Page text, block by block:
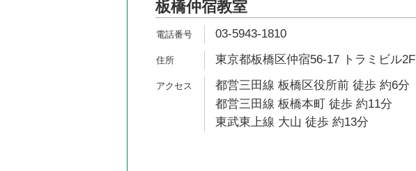
板橋仲宿教室
03-5943-1810
東京都板橋区仲宿56-17 トラミビル2F
都営三田線 板橋区役所前 徒歩 約6分
都営三田線 板橋本町 徒歩 約11分
東武東上線 大山 徒歩 約13分